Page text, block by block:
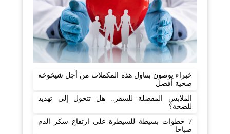
خبراء يوصون بتناول هذه المكملات من أجل شيخوخة
صحية أفضل
الملابس المفضلة للسفر.. هل تتحول إلى تهديد
للصحة؟
7 خطوات بسيطة للسيطرة على ارتفاع سكر الدم
صباحا